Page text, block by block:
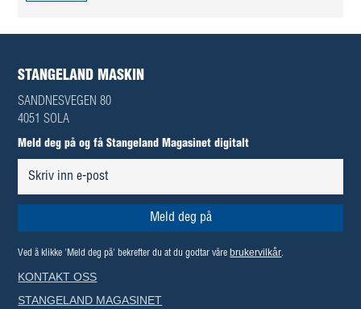
STANGELAND MASKIN
SANDNESVEGEN 80
4051 SOLA
Meld deg på og få Stangeland Magasinet digitalt
Ved å klikke 'Meld deg på' bekrefter du at du godtar våre brukervilkår.
KONTAKT OSS
STANGELAND MAGASINET